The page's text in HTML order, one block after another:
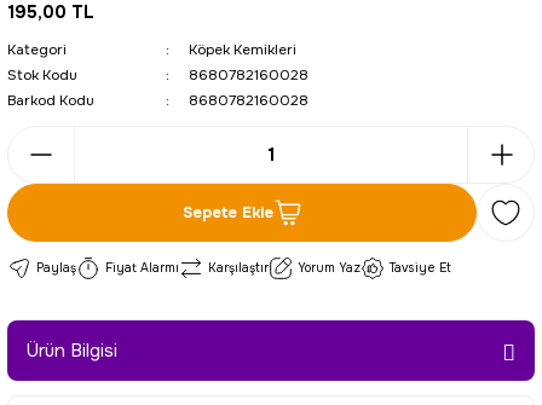
195,00 TL
Kategori
Köpek Kemikleri
Stok Kodu
8680782160028
Barkod Kodu
8680782160028
Sepete Ekle
Paylaş Fiyat Alarmı Karşılaştır Yorum Yaz Tavsiye Et
Ürün Bilgisi